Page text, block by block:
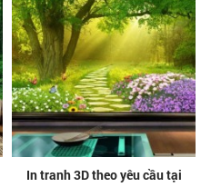
In tranh 3D theo yêu cầu tại